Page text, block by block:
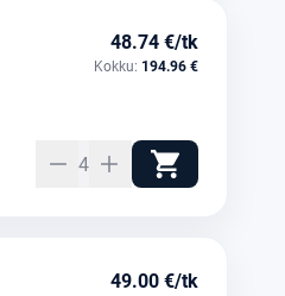
48.74 €/tk
Kokku: 194.96 €
4
49.00 €/tk